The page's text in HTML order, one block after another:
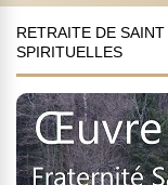
RETRAITE DE
SPIRITUELLES